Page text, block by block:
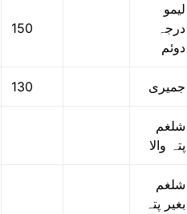
150
لیمو
درجہ
دوئم
130 جمیری
شلغم
پتہ والا
شلغم
بغیر پتہ